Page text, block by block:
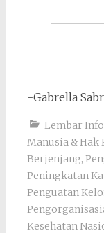
-Gabrella
Lembar
Manusia & Hak
Berjenjang,
Peningkatan
Penguatan
Kesehatan